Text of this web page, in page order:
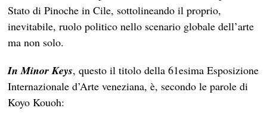
Stato di Pinoche in Cile, sottolineando il proprio,
inevitabile, ruolo politico nello scenario globale dell’arte
ma non solo.
In Minor Keys, questo il titolo della 61esima Esposizione
Internazionale d’Arte veneziana, è, secondo le parole di
Koyo Kouoh: